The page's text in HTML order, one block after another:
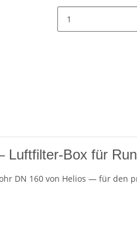
Luftfilter-Box für
DN 160 von Helios — für den